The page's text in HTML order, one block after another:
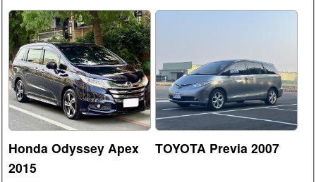
Honda Odyssey Apex
2015
TOYOTA Previa 2007